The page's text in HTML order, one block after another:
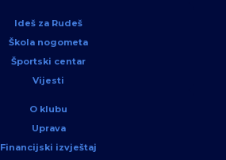
Ideš za Rudeš
Škola nogometa
Športski centar
Vijesti
O klubu
Uprava
Financijski izvještaj